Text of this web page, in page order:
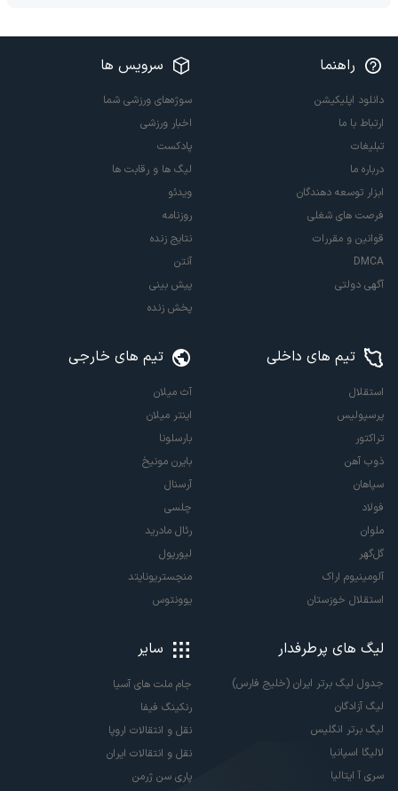
راهنما
دانلود اپلیکیشن
ارتباط با ما
تبلیغات
درباره ما
ابزار توسعه دهندگان
فرصت های شغلی
قوانین و مقررات
DMCA
آگهی دولتی
سرویس ها
سوژه‌های ورزشی شما
اخبار ورزشی
پادکست
لیگ ها و رقابت ها
ویدئو
روزنامه
نتایج زنده
آنتن
پیش بینی
پخش زنده
تیم های داخلی
استقلال
پرسپولیس
تراکتور
ذوب آهن
سپاهان
فولاد
ملوان
گل‌گهر
آلومینیوم اراک
استقلال خوزستان
تیم های خارجی
آث میلان
اینتر میلان
بارسلونا
بایرن مونیخ
آرسنال
چلسی
رئال مادرید
لیورپول
منچستریونایتد
یوونتوس
لیگ های پرطرفدار
جدول لیگ برتر ایران (خلیج فارس)
لیگ آزادگان
لیگ برتر انگلیس
لالیگا اسپانیا
سری آ ایتالیا
سایر
جام ملت های آسیا
رنکینگ فیفا
نقل و انتقالات اروپا
نقل و انتقالات ایران
پاری سن ژرمن